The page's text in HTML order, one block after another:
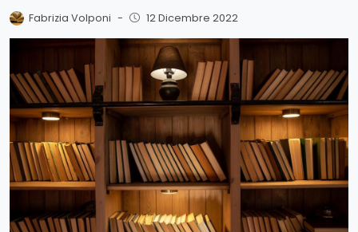
Fabrizia Volponi - 12 Dicembre 2022